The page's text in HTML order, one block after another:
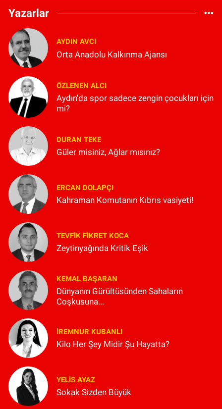
Yazarlar
AYDIN AVCI
Orta Anadolu Kalkınma Ajansı
ÖZLENEN ALCI
Aydın'da spor sadece zengin çocukları için
mi?
DURAN TEKE
Güler misiniz, Ağlar mısınız?
ERCAN DOLAPÇI
Kahraman Komutanın Kıbrıs vasiyeti!
TEVFIK FIKRET KOCA
Zeytinyağında Kritik Eşik
KEMAL BAŞARAN
Dünyanın Gürültüsünden Sahaların
Coşkusuna...
İREMNUR KUBANLI
Kilo Her Şey Midir Şu Hayatta?
YELIS AYAZ
Sokak Sizden Büyük